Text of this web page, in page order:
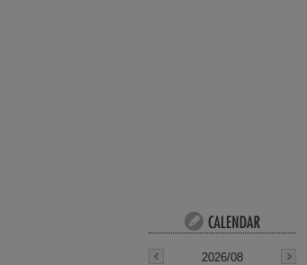
2026/08